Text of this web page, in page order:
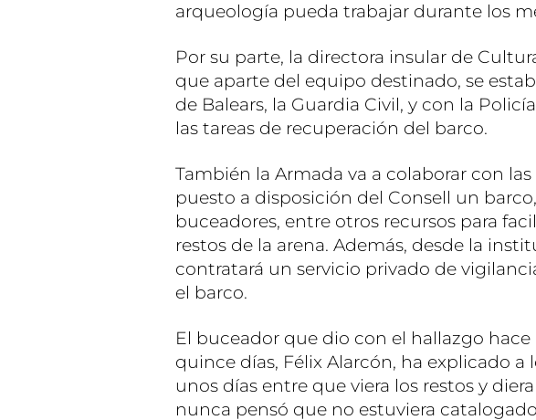
arqueología pueda trabajar durante los
Por su parte, la directora insular de
que aparte del equipo destinado, se
de Balears, la Guardia Civil, y con la
las tareas de recuperación del barco.
También la Armada va a colaborar con
puesto a disposición del Consell un
buceadores, entre otros recursos para
restos de la arena. Además, desde la
contratará un servicio privado de
el barco.
El buceador que dio con el hallazgo
quince días, Félix Alarcón, ha explicado a
unos días entre que viera los restos y
nunca pensó que no estuviera